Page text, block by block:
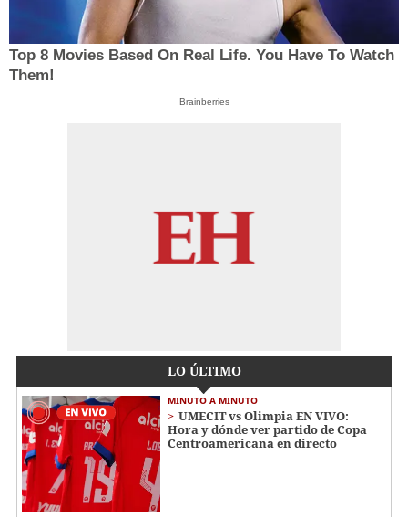
Top 8 Movies Based On Real Life. You Have To Watch
Them!
Brainberries
LO ÚLTIMO
MINUTO A MINUTO
UMECIT vs Olimpia EN VIVO:
Hora y dónde ver partido de Copa
Centroamericana en directo